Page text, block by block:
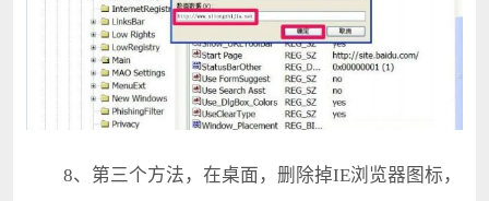
8、第三个方法，在桌面，删除掉IE浏览器图标，